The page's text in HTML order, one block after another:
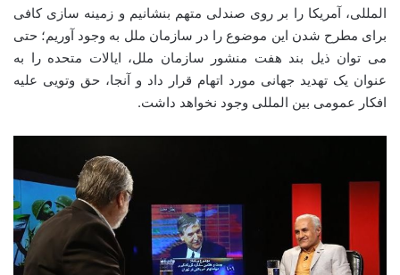
المللی، آمریکا را بر روی صندلی متهم بنشانیم و زمینه سازی کافی
برای مطرح شدن این موضوع را در سازمان ملل به وجود آوریم؛ حتی
می توان ذیل بند هفت منشور سازمان ملل، ایالات متحده را به
عنوان یک تهدید جهانی مورد اتهام قرار داد و آنجا، حق وتویی علیه
افکار عمومی بین المللی وجود نخواهد داشت.